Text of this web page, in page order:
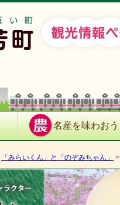
名産を味わおう
「みらいく­ん」と「の­ぞみちゃん­」 >